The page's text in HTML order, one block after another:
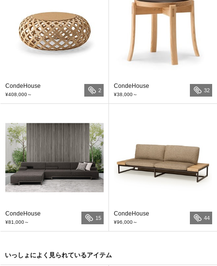
CondeHouse
¥408,000～
2
CondeHouse
¥38,000～
32
CondeHouse
¥81,000～
15
CondeHouse
¥96,000～
44
いっしょによく見られているアイテム